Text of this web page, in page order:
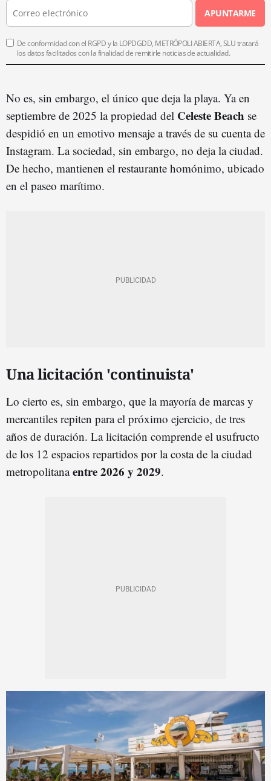
APUNTARME
De conformidad con el RGPD y la LOPDGDD, METRÓPOLI ABIERTA, SLU tratará
los datos facilitados con la finalidad de remitirle noticias de actualidad.
No es, sin embargo, el único que deja la playa. Ya en
septiembre de 2025 la propiedad del Celeste Beach se
despidió en un emotivo mensaje a través de su cuenta de
Instagram. La sociedad, sin embargo, no deja la ciudad.
De hecho, mantienen el restaurante homónimo, ubicado
en el paseo marítimo.
Una licitación 'continuista'
Lo cierto es, sin embargo, que la mayoría de marcas y
mercantiles repiten para el próximo ejercicio, de tres
años de duración. La licitación comprende el usufructo
de los 12 espacios repartidos por la costa de la ciudad
metropolitanaentre 2026 y 2029.